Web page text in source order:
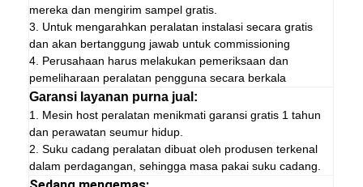
mereka dan mengirim sampel gratis.
3. Untuk mengarahkan peralatan instalasi secara gratis
dan akan bertanggung jawab untuk commissioning
4. Perusahaan harus melakukan pemeriksaan dan
pemeliharaan peralatan pengguna secara berkala
Garansi layanan purna jual:
1. Mesin host peralatan menikmati garansi gratis 1 tahun
dan perawatan seumur hidup.
2. Suku cadang peralatan dibuat oleh produsen terkenal
dalam perdagangan, sehingga masa pakai suku cadang.